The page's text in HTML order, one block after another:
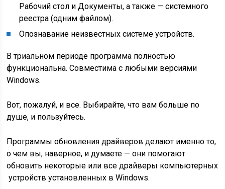
Рабочий стол и Документы, а также — системного
реестра (одним файлом).
Опознавание неизвестных системе устройств.
В триальном периоде программа полностью
функциональна. Совместима с любыми версиями
Windows.
Вот, пожалуй, и все. Выбирайте, что вам больше по
душе, и пользуйтесь.
Программы обновления драйверов делают именно то,
о чем вы, наверное, и думаете — они помогают
обновить некоторые или все драйверы компьютерных
устройств установленных в Windows.